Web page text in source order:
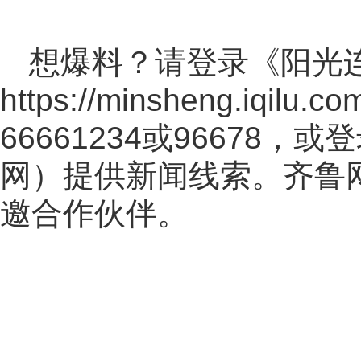
想爆料？请登录《阳光
https://
66661234或96678，或
网 ）提供新闻线索。齐鲁
邀合作伙伴。